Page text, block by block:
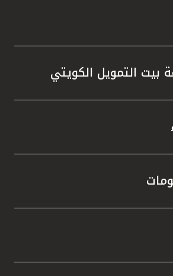
بيت التمويل الكويتي